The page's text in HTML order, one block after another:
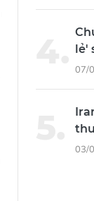
lẻ'
07/
03/